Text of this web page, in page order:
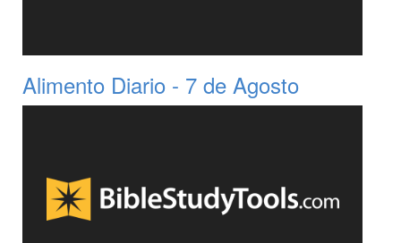
Alimento Diario - 7 de Agosto